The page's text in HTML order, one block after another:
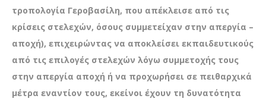
τροπολογία Γεροβασίλη, που απέκλεισε από τις
κρίσεις στελεχών, όσους συμμετείχαν στην απεργία –
αποχή), επιχειρώντας να αποκλείσει εκπαιδευτικούς
από τις επιλογές στελεχών λόγω συμμετοχής τους
στην απεργία αποχή ή να προχωρήσει σε πειθαρχικά
μέτρα εναντίον τους, εκείνοι έχουν τη δυνατότητα